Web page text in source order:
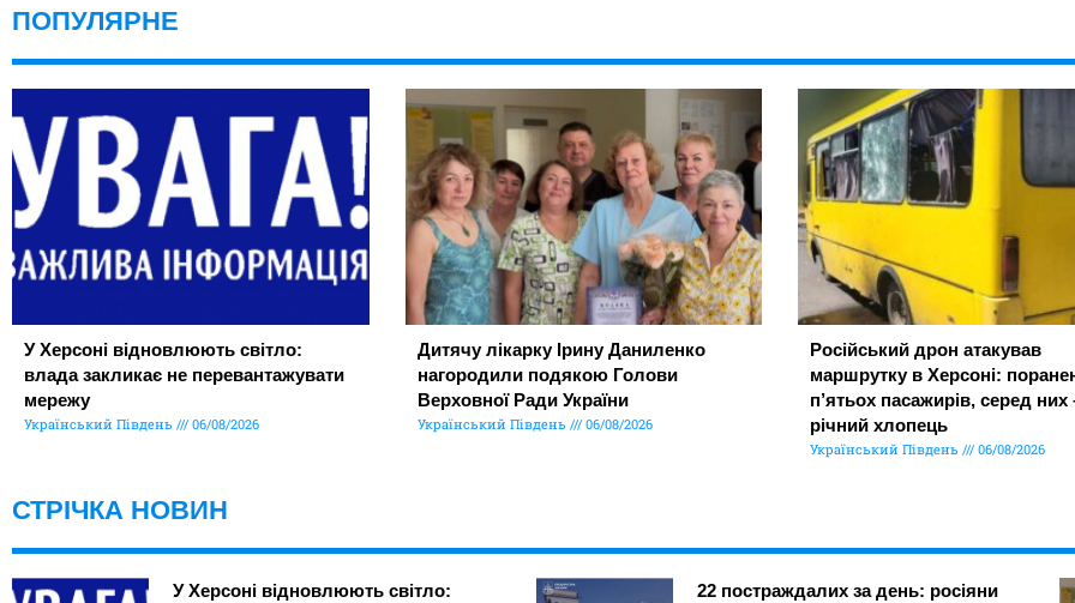
ПОПУЛЯРНЕ
У Херсоні відновлюють світло:
влада закликає не перевантажувати
мережу
Український Південь 06/08/2026
Дитячу лікарку Ірину Даниленко
нагородили подякою Голови
Верховної Ради України
Український Південь 06/08/2026
Російський дрон атакував
маршрутку в Херсоні:
п’ятьох пасажирів, серед них
річний хлопець
Український Південь 06/08/2026
СТРІЧКА НОВИН
У Херсоні відновлюють світло: 22 постраждалих за день: росіяни